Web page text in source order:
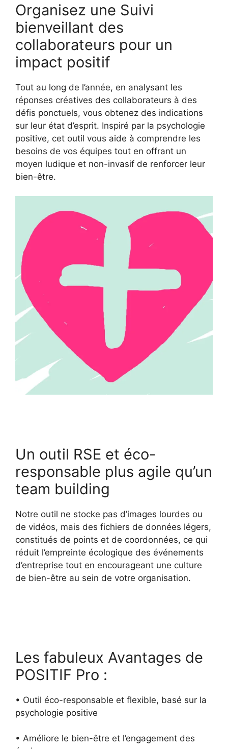
Organisez une Suivi
bienveillant des
collaborateurs pour un
impact positif
Tout au long de l’année, en analysant les
réponses créatives des collaborateurs à des
défis ponctuels, vous obtenez des indications
sur leur état d’esprit. Inspiré par la psychologie
positive, cet outil vous aide à comprendre les
besoins de vos équipes tout en offrant un
moyen ludique et non-invasif de renforcer leur
bien-être.
Un outil RSE et éco-
responsable plus agile qu’un
team building
Notre outil ne stocke pas d’images lourdes ou
de vidéos, mais des fichiers de données légers,
constitués de points et de coordonnées, ce qui
réduit l’empreinte écologique des événements
d’entreprise tout en encourageant une culture
de bien-être au sein de votre organisation.
Les fabuleux Avantages de
POSITIF Pro :
• Outil éco-responsable et flexible, basé sur la
psychologie positive
• Améliore le bien-être et l’engagement des